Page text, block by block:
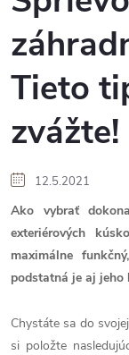
Tieto
zvážte!
12.5.2021
Ako vybrať
exteriérových
maximálne
podstatná je aj jeho
Chystáte sa do
si položte